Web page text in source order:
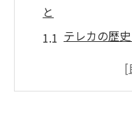
と
テレカの歴
静岡での買